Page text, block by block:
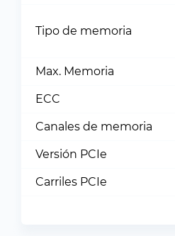
Tipo de memoria
Max. Memoria
ECC
Canales de memoria
Versión PCIe
Carriles PCIe